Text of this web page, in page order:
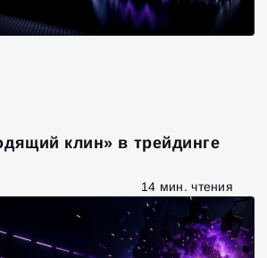
клин» в трейдинге
14 мин. чтения